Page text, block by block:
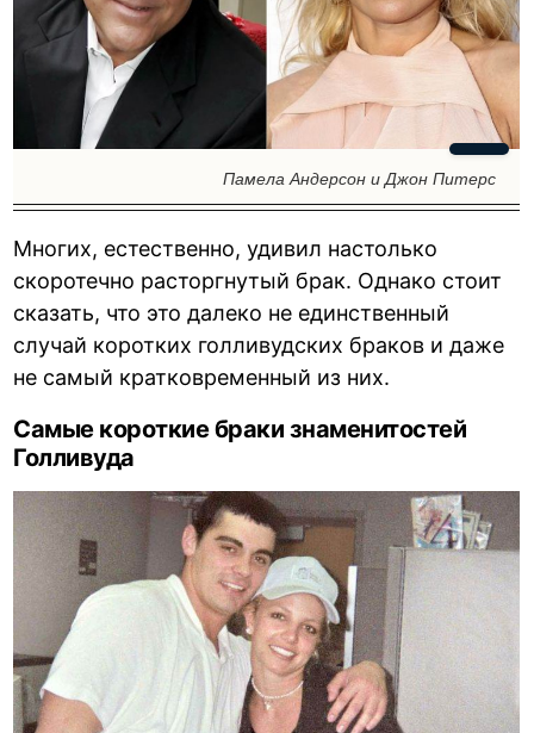
Памела Андерсон и Джон Питерс
Многих, естественно, удивил настолько
скоротечно расторгнутый брак. Однако стоит
сказать, что это далеко не единственный
случай коротких голливудских браков и даже
не самый кратковременный из них.
Самые короткие браки знаменитостей
Голливуда